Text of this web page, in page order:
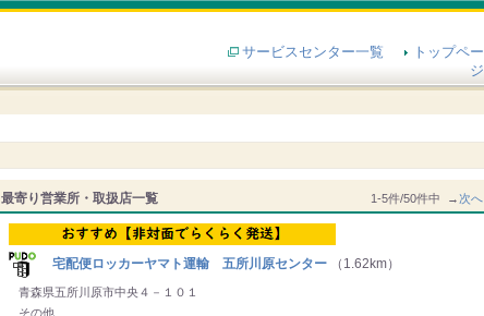
サービスセンター一覧
トップペー
ジ
最寄り営業所・取扱店一覧 1-5件/50件中 →次へ
宅配便ロッカーヤマト運輸 五所川原センター （1.62km）
青森県五所川原市中央４－１０１
その他